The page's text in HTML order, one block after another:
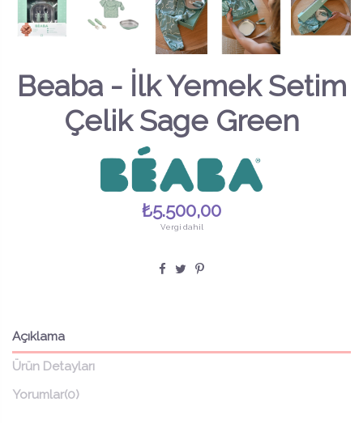
Beaba - İlk Yemek Setim
Çelik Sage Green
₺5.500,00
Vergi dahil
Açıklama
Ürün Detayları
Yorumlar(0)